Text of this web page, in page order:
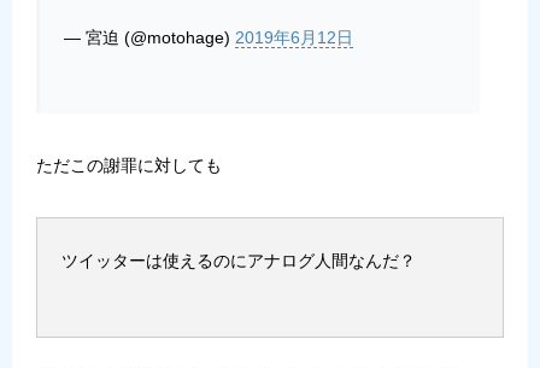
— 宮迫 (@motohage) 2019年6月12日
ただこの謝罪に対しても
ツイッターは使えるのにアナログ人間なんだ？